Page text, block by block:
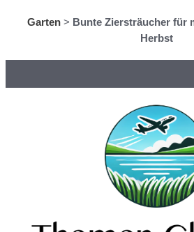
Garten> Bunte Ziersträucher für
Herbst